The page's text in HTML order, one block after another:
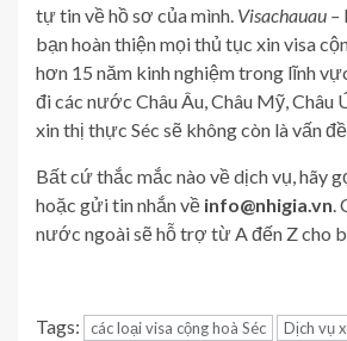
tự tin về hồ sơ của mình. Visachauau –
bạn hoàn thiện mọi thủ tục xin visa
hơn 15 năm kinh nghiệm trong lĩnh
đi các nước Châu Âu, Châu Mỹ, Châu
xin thị thực Séc sẽ không còn là vấn
Bất cứ thắc mắc nào về dịch vụ, hãy
hoặc gửi tin nhắn về info@nhigia.vn.
nước ngoài sẽ hỗ trợ từ A đến Z cho
Tags: các loại visa cộng hoà Séc
Dịch vụ